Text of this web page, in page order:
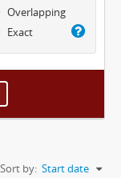
Overlapping
Exact
Sort by: Start date